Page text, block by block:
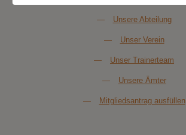
— Unsere Abteilung
— Unser Verein
— Unser Trainerteam
— Unsere Ämter
— Mitgliedsantrag ausfüllen